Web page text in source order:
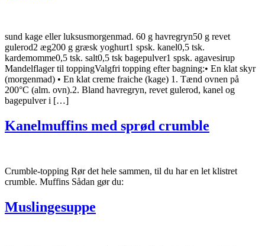
sund kage eller luksusmorgenmad. 60 g havregryn50 g revet
gulerod2 æg200 g græsk yoghurt1 spsk. kanel0,5 tsk.
kardemomme0,5 tsk. salt0,5 tsk bagepulver1 spsk. agavesirup
Mandelflager til toppingValgfri topping efter bagning:• En klat skyr
(morgenmad) • En klat creme fraiche (kage) 1. Tænd ovnen på
200°C (alm. ovn).2. Bland havregryn, revet gulerod, kanel og
bagepulver i […]
Kanelmuffins med sprød crumble
Crumble‑topping Rør det hele sammen, til du har en let klistret
crumble. Muffins Sådan gør du:
Muslingesuppe